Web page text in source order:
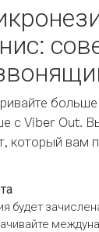
больше
с Viber Out.
который вам
будет